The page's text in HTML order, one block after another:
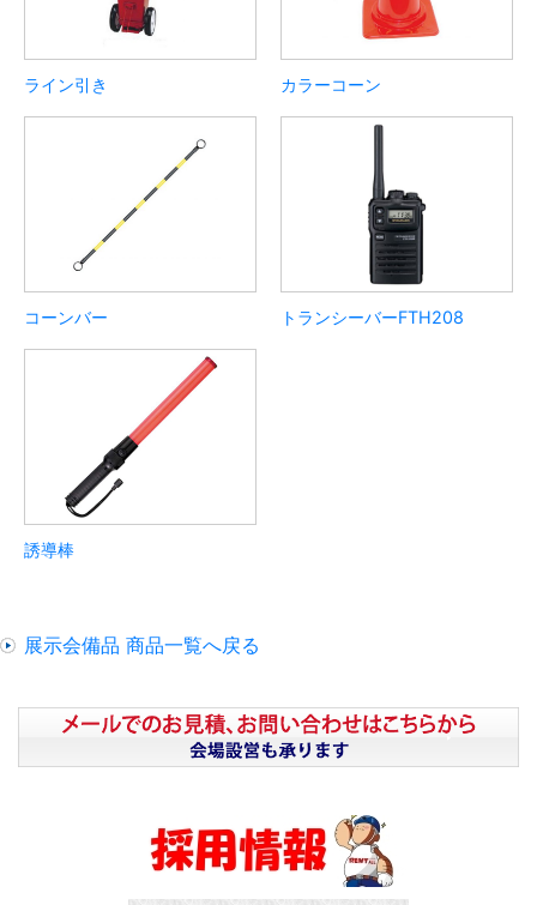
ライン引き カラーコーン
コーンバー トランシーバーFTH208
誘導棒
展示会備品 商品一覧へ戻る